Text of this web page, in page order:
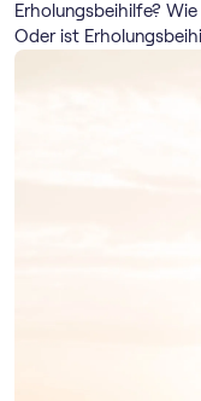
Erholungsbeihilfe?
Oder ist